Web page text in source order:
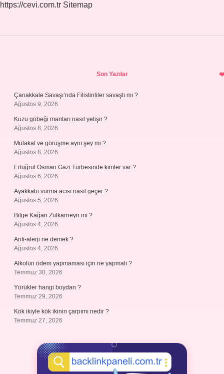
https://cevi.com.tr Sitemap
Son Yazılar
Çanakkale Savaşı’nda Filistinliler savaştı mı ?
Ağustos 9, 2026
Kuzu göbeği mantarı nasıl yetişir ?
Ağustos 8, 2026
Mülakat ve görüşme aynı şey mi ?
Ağustos 8, 2026
Ertuğrul Osman Gazi Türbesinde kimler var ?
Ağustos 6, 2026
Ayakkabı vurma acısı nasıl geçer ?
Ağustos 5, 2026
Bilge Kağan Zülkarneyn mi ?
Ağustos 4, 2026
Anti-alerji ne demek ?
Ağustos 4, 2026
Alkolün ödem yapmaması için ne yapmalı ?
Temmuz 30, 2026
Yörükler hangi boydan ?
Temmuz 29, 2026
Kök ikiyle kök ikinin çarpımı nedir ?
Temmuz 27, 2026